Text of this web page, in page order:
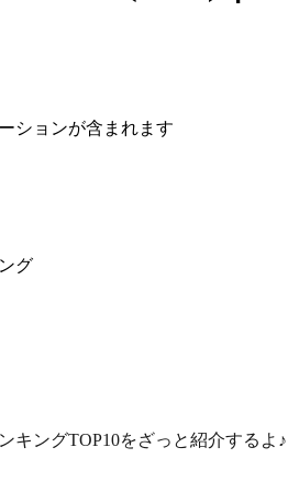
キングTOP10をざっと紹介するよ♪